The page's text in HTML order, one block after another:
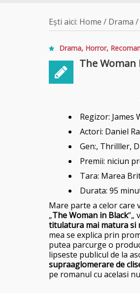
Ești aici: Home / Drama /
Drama, Horror,
The Woman
Regizor: James
Actori: Daniel
Gen:, Thrilller,
Premii: niciun
Tara: Marea
Durata: 95
Mare parte a celor care
„The Woman in Black”„
titulatura mai matura si
mea se explica prin
putea parcurge o
lipseste publicul de la
supraaglomerare de
pe romanul cu acelasi